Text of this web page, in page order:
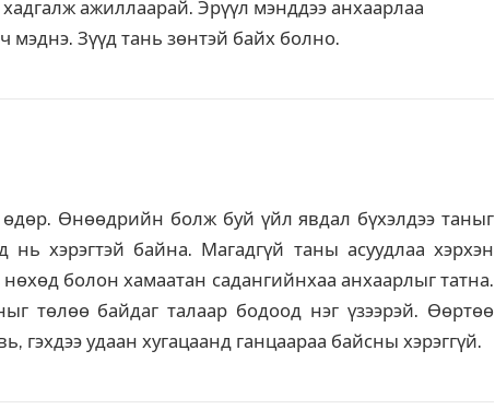
ажиллаарай. Эрүүл мэнддээ анхаарлаа
мэднэ. Зүүд тань зөнтэй байх болно.
өдөр. Өнөөдрийн болж буй үйл явдал бүхэлдээ таныг
нь хэрэгтэй байна. Магадгүй таны асуудлаа хэрхэн
болон хамаатан садангийнхаа анхаарлыг татна.
төлөө байдаг талаар бодоод нэг үзээрэй. Өөртөө
гэхдээ удаан хугацаанд ганцаараа байсны хэрэггүй.